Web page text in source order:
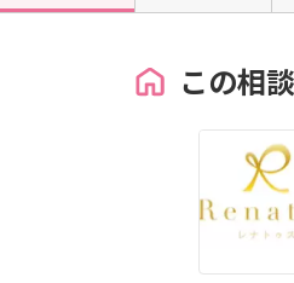
この相